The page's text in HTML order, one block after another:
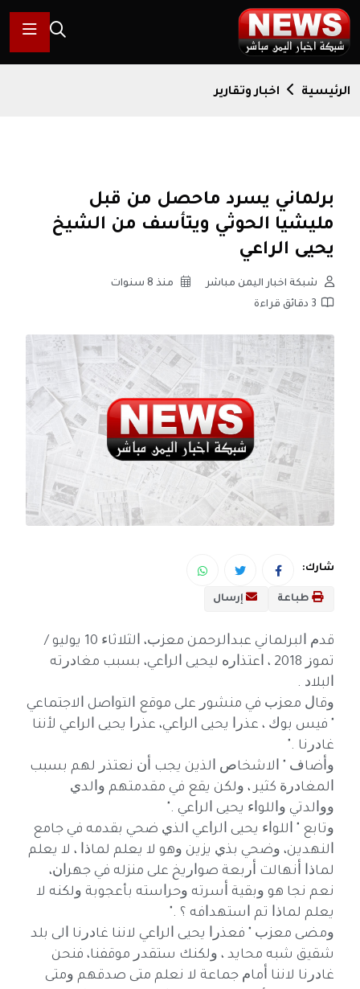
الرئيسية اخبار وتقارير
برلماني يسرد ماحصل من قبل
مليشيا الحوثي ويتأسف من الشيخ
يحيى الراعي
شبكة اخبار اليمن مباشر
منذ 8 سنوات
3 دقائق قراءة
شارك:
طباعة إرسال
ﻗﺪﻡ ﺍﻟﺒﺮﻟﻤﺎﻧﻲ ﻋﺒﺪﺍﻟﺮﺣﻤﻦ ﻣﻌﺰﺏ، ﺍﻟﺜﻼﺛﺎﺀ 10 ﻳﻮﻟﻴﻮ /
ﺗﻤﻮﺯ 2018 ، ﺍﻋﺘﺬﺍﺭﻩ ﻟﻴﺤﻴﻰ ﺍﻟﺮﺍﻋﻲ، ﺑﺴﺒﺐ ﻣﻐﺎﺩﺭﺗﻪ
ﺍﻟﺒﻼﺩ .
ﻭﻗﺎﻝ ﻣﻌﺰﺏ ﻓﻲ ﻣﻨﺸﻮﺭ ﻋﻠﻰ ﻣﻮﻗﻊ ﺍﻟﺘﻮﺍﺻﻞ ﺍﻻﺟﺘﻤﺎﻋﻲ
" ﻓﻴﺲ ﺑﻮﻙ ، ﻋﺬﺭﺍ ﻳﺤﻴﻰ ﺍﻟﺮﺍﻋﻲ، ﻋﺬﺭﺍ ﻳﺤﻴﻰ ﺍﻟﺮﺍﻋﻲ ﻷﻧﻨﺎ
ﻏﺎﺩﺭﻧﺎ ."
ﻭﺃﺿﺎﻑ " ﺍﻻﺷﺨﺎﺹ ﺍﻟﺬﻳﻦ ﻳﺠﺐ ﺃﻥ ﻧﻌﺘﺬﺭ ﻟﻬﻢ ﺑﺴﺒﺐ
ﺍﻟﻤﻐﺎﺩﺭﺓ ﻛﺜﻴﺮ ، ﻭﻟﻜﻦ ﻳﻘﻊ ﻓﻲ ﻣﻘﺪﻣﺘﻬﻢ ﻭﺍﻟﺪﻱ
ﻭﻭﺍﻟﺪﺗﻲ ﻭﺍﻟﻠﻮﺍﺀ ﻳﺤﻴﻰ ﺍﻟﺮﺍﻋﻲ ."
ﻭﺗﺎﺑﻊ " ﺍﻟﻠﻮﺍﺀ ﻳﺤﻴﻰ ﺍﻟﺮﺍﻋﻲ ﺍﻟﺬﻱ ﺿﺤﻲ ﺑﻘﺪﻣﻪ ﻓﻲ ﺟﺎﻣﻊ
ﺍﻟﻨﻬﺪﻳﻦ، ﻭﺿﺤﻲ ﺑﺬﻱ ﻳﺰﻳﻦ ﻭﻫﻮ ﻻ ﻳﻌﻠﻢ ﻟﻤﺎﺫﺍ ، ﻻ ﻳﻌﻠﻢ
ﻟﻤﺎﺫﺍ ﺃﻧﻬﺎﻟﺖ ﺃﺭﺑﻌﺔ ﺻﻮﺍﺭﻳﺦ ﻋﻠﻰ ﻣﻨﺰﻟﻪ ﻓﻲ ﺟﻬﺮﺍﻥ،
ﻧﻌﻢ ﻧﺠﺎ ﻫﻮ ﻭﺑﻘﻴﺔ ﺃﺳﺮﺗﻪ ﻭﺣﺮﺍﺳﺘﻪ ﺑﺄﻋﺠﻮﺑﺔ ﻭﻟﻜﻨﻪ ﻻ
ﻳﻌﻠﻢ ﻟﻤﺎﺫﺍ ﺗﻢ ﺍﺳﺘﻬﺪﺍﻓﻪ ؟ ."
ﻭﻣﻀﻰ ﻣﻌﺰﺏ " ﻓﻌﺬﺭﺍ ﻳﺤﻴﻰ ﺍﻟﺮﺍﻋﻲ ﻻﻧﻨﺎ ﻏﺎﺩﺭﻧﺎ ﺍﻟﻰ ﺑﻠﺪ
ﺷﻘﻴﻖ ﺷﺒﻪ ﻣﺤﺎﻳﺪ ، ﻭﻟﻜﻨﻚ ﺳﺘﻘﺪﺭ ﻣﻮﻗﻔﻨﺎ، ﻓﻨﺤﻦ
ﻏﺎﺩﺭﻧﺎ ﻻﻧﻨﺎ ﺃﻣﺎﻡ ﺟﻤﺎﻋﺔ ﻻ ﻧﻌﻠﻢ ﻣﺘﻰ ﺻﺪﻗﻬﻢ ﻭﻣﺘﻰ